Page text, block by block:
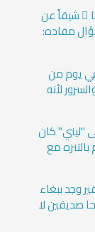
شيقاً عن
مفاده:
يوم من
لأنه
"ليني" كان
مع
وجد ببغاء
صديقين لا